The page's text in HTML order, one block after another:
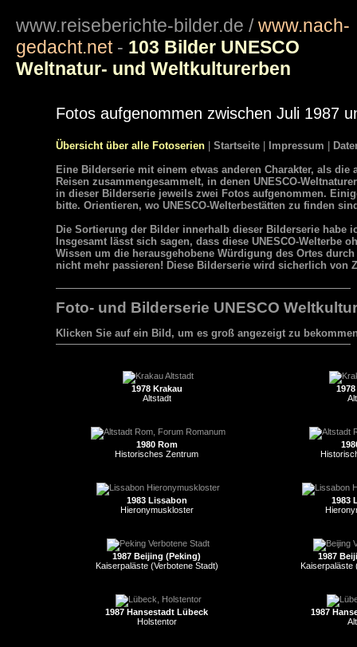
www.reiseberichte-bilder.de /www.nach-
gedacht.net- 103 Bilder UNESCO
Weltnatur- und Weltkulturerben
Fotos aufgenommen zwischen Juli 1987
Übersicht über alle Fotoserien | Startseite | Impressum |
Eine Bilderserie mit einem etwas anderen Charakter, als
Reisen zusammengesammelt, in denen UNESCO-
in dieser Bilderserie jeweils zwei Fotos aufgenommen.
bitte. Orientieren, wo UNESCO-Welterbestätten zu finden
Die Sortierung der Bilder innerhalb dieser Bilderserie habe
Insgesamt lässt sich sagen, dass diese UNESCO-Welterbe
Wissen um die herausgehobene Würdigung des Ortes
nicht mehr passieren! Diese Bilderserie wird sicherlich von
Foto- und Bilderserie UNESCO
Klicken Sie auf ein Bild, um es groß angezeigt zu
1978 Krakau
Altstadt
1980 Rom
Historisches Zentrum
1983 Lissabon
Hieronymuskloster
1983
1987 Beijing (Peking)
Kaiserpaläste (Verbotene Stadt)
1987
Kaiserpaläste
1987 Hansestadt Lübeck
Holstentor
1987